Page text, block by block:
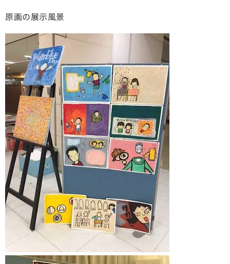
原画の展示風景